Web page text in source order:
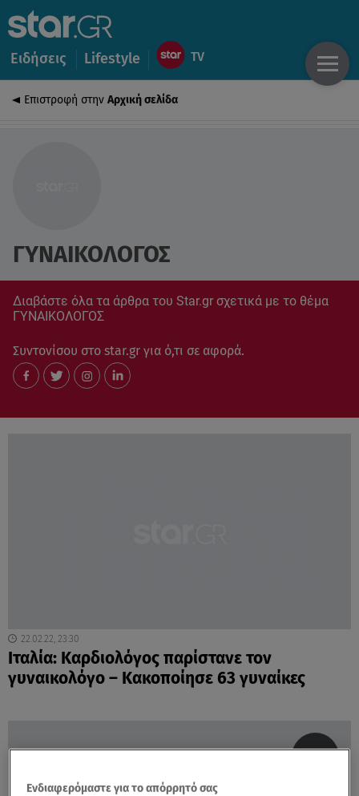
Ειδήσεις Lifestyle
Επιστροφή στην Αρχική σελίδα
ΓΥΝΑΙΚΟΛΟΓΟΣ
Διαβάστε όλα τα άρθρα του Star.gr σχετικά με το θέμα
ΓΥΝΑΙΚΟΛΟΓΟΣ
Συντονίσου στο star.gr για ό,τι σε αφορά.
22.02.22, 23:30
Ιταλία: Καρδιολόγος παρίστανε τον
γυναικολόγο – Κακοποίησε 63 γυναίκες
Ενδιαφερόμαστε για το απόρρητό σας